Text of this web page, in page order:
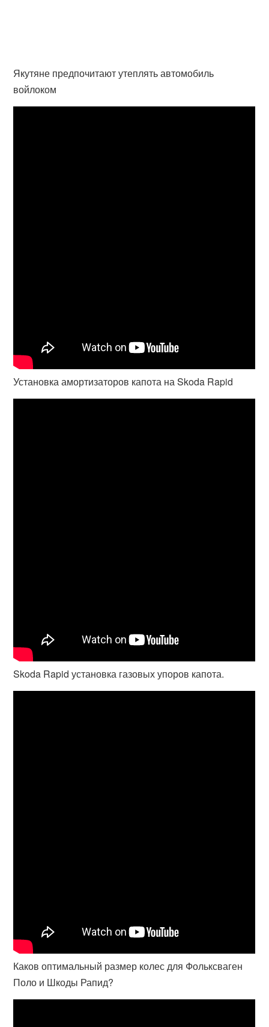
Якутяне предпочитают утеплять автомобиль
войлоком
Установка амортизаторов капота на Skoda Rapid
Skoda Rapid установка газовых упоров капота.
Каков оптимальный размер колес для Фольксваген
Поло и Шкоды Рапид?